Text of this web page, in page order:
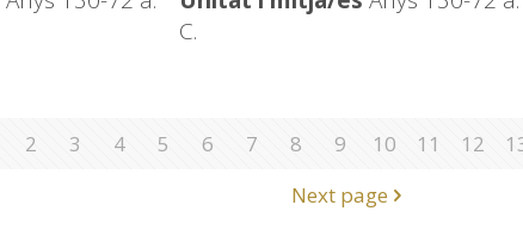
C.
2 3 4 5 6 7 8 9 10 11 12
Next page